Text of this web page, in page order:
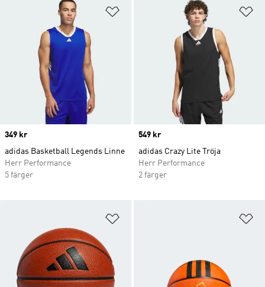
Lägg till på önskelistan
Price
349 kr
adidas Basketball Legends Linne
Herr Performance
5 färger
Price
549 kr
adidas Crazy Lite Tröja
Herr Performance
2 färger